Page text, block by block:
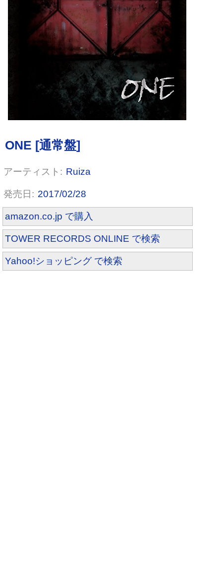
ONE [通常盤]
Ruiza
2017/02/28
amazon.co.jp で購入
TOWER RECORDS ONLINE で検索
Yahoo!ショッピング で検索